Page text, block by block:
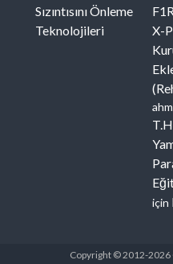
Sızıntısını Önleme
Teknolojileri
X-
için
Copyright © 2012-2026 ·